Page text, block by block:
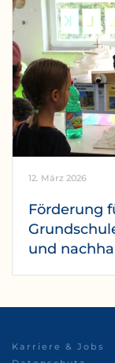
12. März 2026
Förderung
und
Karriere & Jobs